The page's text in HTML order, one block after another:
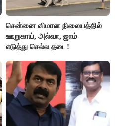
சென்னை விமான நிலையத்தில்
ஊறுகாய், அல்வா, ஜாம்
எடுத்து செல்ல தடை!